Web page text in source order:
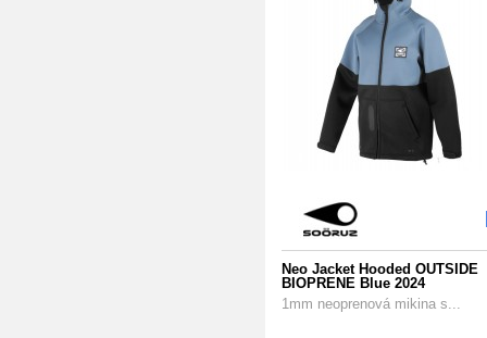
Neo Jacket Hooded OUTSIDE
BIOPRENE Blue 2024
1mm neoprenová mikina s...